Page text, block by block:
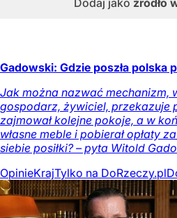
Dodaj jako źródło
Gadowski: Gdzie poszła polska
Jak można nazwać mechanizm,
gospodarz, żywiciel, przekazuje
zajmował kolejne pokoje, a w
własne meble i pobierał opłaty
siebie posiłki? – pyta Witold
OpinieKrajTylko na DoRzeczy.pl